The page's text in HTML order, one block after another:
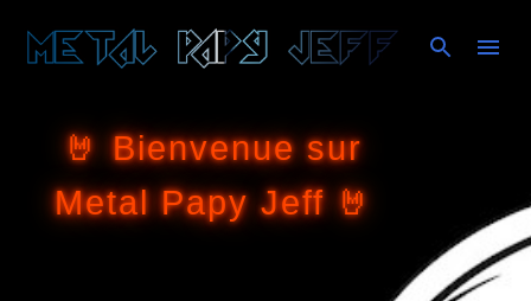
Accéder au contenu principal
🤘 Bienvenue sur
Metal Papy Jeff 🤘